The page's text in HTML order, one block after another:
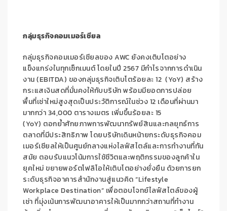
กลุ่มธุรกิจคอมเมอร์เชียล
กลุ่มธุรกิจคอมเมอร์เชียลของ AWC ยังคงเติบโตอย่าง
แข็งแกร่งในทุกเซ็กเมนต์ โดยในปี 2567 มีกำไรจากการดำเนิน
งาน (EBITDA) ของกลุ่มธุรกิจเติบโตร้อยละ 12 (YoY) สร้าง
กระแสเงินสดที่มั่นคงให้กับบริษัท พร้อมมียอดการปล่อย
พื้นที่เช่าใหม่สูงสุดเป็นประวัติการณ์ในช่วง 12 เดือนที่ผ่านมา
มากกว่า 34,000 ตารางเมตร เพิ่มขึ้นร้อยละ 15
(YoY) ตอกย้ำศักยภาพการพัฒนาทรัพย์สินและกลยุทธ์การ
ตลาดที่มีประสิทธิภาพ โดยบริษัทเดินหน้ายกระดับธุรกิจคอม
เมอร์เชียลให้เป็นศูนย์กลางแห่งไลฟ์สไตล์และการทำงานที่ทัน
สมัย ตอบรับแนวโน้มการใช้ชีวิตและพฤติกรรมของลูกค้าใน
ยุคใหม่ ขยายพอร์ตโฟลิโอให้เติบโตอย่างยั่งยืน ด้วยการยก
ระดับธุรกิจอาคารสำนักงานสู่แนวคิด “Lifestyle
Workplace Destination” เพื่อตอบโจทย์ไลฟ์สไตล์ของผู้
เช่า ที่มุ่งเน้นการพัฒนาอาคารให้เป็นมากกว่าสถานที่ทำงาน